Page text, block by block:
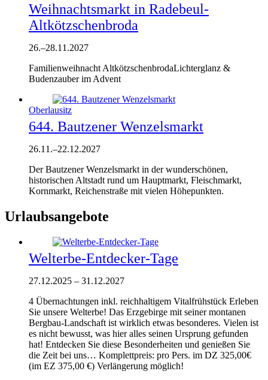
Weihnachtsmarkt in Radebeul-
Altkötzschenbroda
26.–28.11.2027
Familienweihnacht AltkötzschenbrodaLichterglanz &
Budenzauber im Advent
Oberlausitz
644. Bautzener Wenzelsmarkt
26.11.–22.12.2027
Der Bautzener Wenzelsmarkt in der wunderschönen,
historischen Altstadt rund um Hauptmarkt, Fleischmarkt,
Kornmarkt, Reichenstraße mit vielen Höhepunkten.
Urlaubsangebote
Welterbe-Entdecker-Tage
27.12.2025 – 31.12.2027
4 Übernachtungen inkl. reichhaltigem Vitalfrühstück Erleben
Sie unsere Welterbe! Das Erzgebirge mit seiner montanen
Bergbau-Landschaft ist wirklich etwas besonderes. Vielen ist
es nicht bewusst, was hier alles seinen Ursprung gefunden
hat! Entdecken Sie diese Besonderheiten und genießen Sie
die Zeit bei uns… Komplettpreis: pro Pers. im DZ 325,00€
(im EZ 375,00 €) Verlängerung möglich!